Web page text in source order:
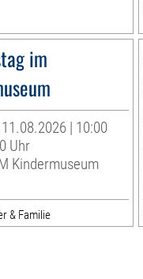
im
| 10:00
Uhr
Kindermuseum
& Familie